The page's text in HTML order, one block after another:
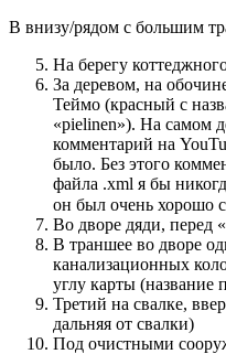
В внизу/рядом с большим
На берегу
За деревом, на
Теймо (красный с
«pielinen»). На самом
комментарий на
было. Без этого
файла .xml я бы
он был очень хорошо
Во дворе дяди, перед
В траншее во дворе
канализационных
углу карты (название
Третий на свалке,
дальняя от свалки)
Под очистными